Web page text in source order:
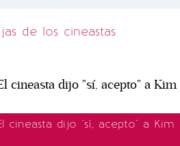
de los cineastas
cineasta dijo "sí, acepto" a Kim